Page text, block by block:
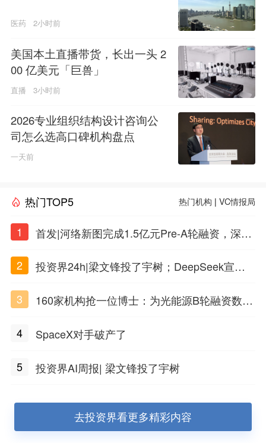
医药 2小时前
美国本土直播带货，长出一头 2
00 亿美元「巨兽」
直播 3小时前
2026专业组织结构设计咨询公
司怎么选高口碑机构盘点
一天前
热门TOP5 热门机构 |VC情报局
1
首发|河络新图完成1.5亿元Pre-A轮融资，深耕i
2
投资界24h|梁文锋投了宇树；DeepSeek宣布
3
160家机构抢一位博士：为光能源B轮融资数亿
4
SpaceX对手破产了
5 投资界AI周报| 梁文锋投了宇树
去投资界看更多精彩内容